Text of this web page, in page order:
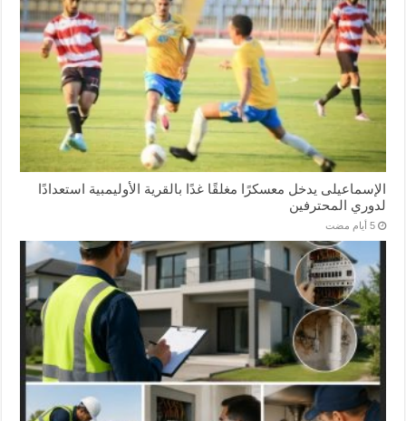
الإسماعیلی یدخل معسكرًا مغلقًا غدًا بالقرية الأوليمبية استعدادًا
لدوري المحترفين
‏5 أيام مضت